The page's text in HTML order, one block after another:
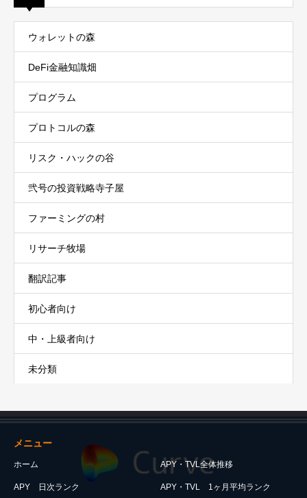
ウォレットの森
DeFi金融知識畑
プログラム
プロトコルの森
リスク・ハックの谷
弐号の投資戦略寺子屋
ファーミングの村
リサーチ牧場
翻訳記事
初心者向け
中・上級者向け
未分類
メニュー
ホーム APY・TVL全体推移
APY 日次ランク APY・TVL 1ヶ月平均ランク